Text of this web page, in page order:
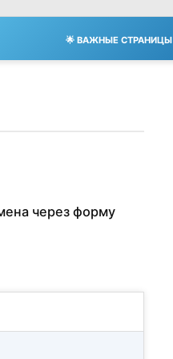
🌟 ВАЖНЫЕ СТРАНИЦЫ
через форму